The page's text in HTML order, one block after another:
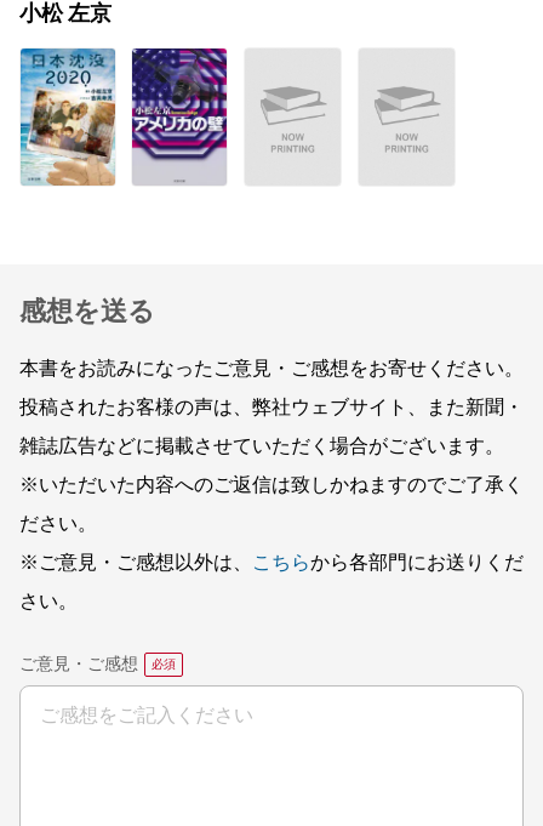
小松 左京
感想を送る
本書をお読みになったご意見・ご感想をお寄せください。
投稿されたお客様の声は、弊社ウェブサイト、また新聞・
雑誌広告などに掲載させていただく場合がございます。
※いただいた内容へのご返信は致しかねますのでご了承く
ださい。
※ご意見・ご感想以外は、
こちらから各部門にお送りくだ
さい。
ご意見・ご感想